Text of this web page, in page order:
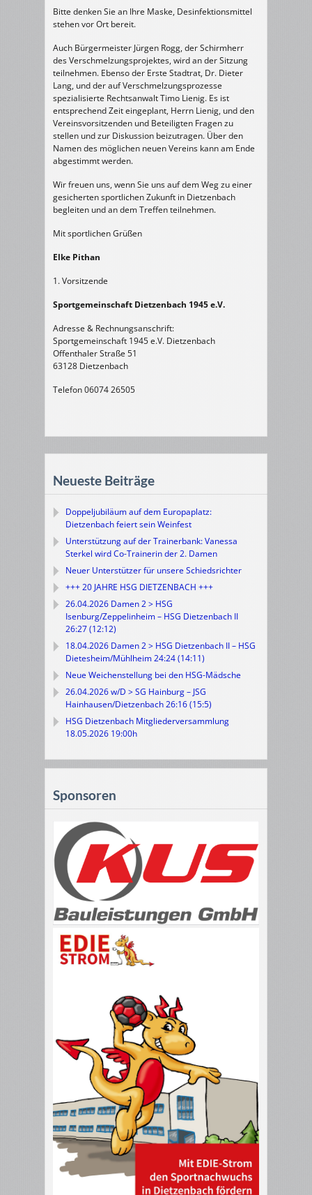
Bitte denken Sie an Ihre Maske, Desinfektionsmittel
stehen vor Ort bereit.
Auch Bürgermeister Jürgen Rogg, der Schirmherr
des Verschmelzungsprojektes, wird an der Sitzung
teilnehmen. Ebenso der Erste Stadtrat, Dr. Dieter
Lang, und der auf Verschmelzungsprozesse
spezialisierte Rechtsanwalt Timo Lienig. Es ist
entsprechend Zeit eingeplant, Herrn Lienig, und den
Vereinsvorsitzenden und Beteiligten Fragen zu
stellen und zur Diskussion beizutragen. Über den
Namen des möglichen neuen Vereins kann am Ende
abgestimmt werden.
Wir freuen uns, wenn Sie uns auf dem Weg zu einer
gesicherten sportlichen Zukunft in Dietzenbach
begleiten und an dem Treffen teilnehmen.
Mit sportlichen Grüßen
Elke Pithan
1. Vorsitzende
Sportgemeinschaft Dietzenbach 1945 e.V.
Adresse & Rechnungsanschrift:
Sportgemeinschaft 1945 e.V. Dietzenbach
Offenthaler Straße 51
63128 Dietzenbach
Telefon 06074 26505
Neueste Beiträge
Doppeljubiläum auf dem Europaplatz:
Dietzenbach feiert sein Weinfest
Unterstützung auf der Trainerbank: Vanessa
Sterkel wird Co-Trainerin der 2. Damen
Neuer Unterstützer für unsere Schiedsrichter
+++ 20 JAHRE HSG DIETZENBACH +++
26.04.2026 Damen 2 > HSG
Isenburg/Zeppelinheim – HSG Dietzenbach II
26:27 (12:12)
18.04.2026 Damen 2 > HSG Dietzenbach II – HSG
Dietesheim/Mühlheim 24:24 (14:11)
Neue Weichenstellung bei den HSG-Mädsche
26.04.2026 w/D > SG Hainburg – JSG
Hainhausen/Dietzenbach 26:16 (15:5)
HSG Dietzenbach Mitgliederversammlung
18.05.2026 19:00h
Sponsoren